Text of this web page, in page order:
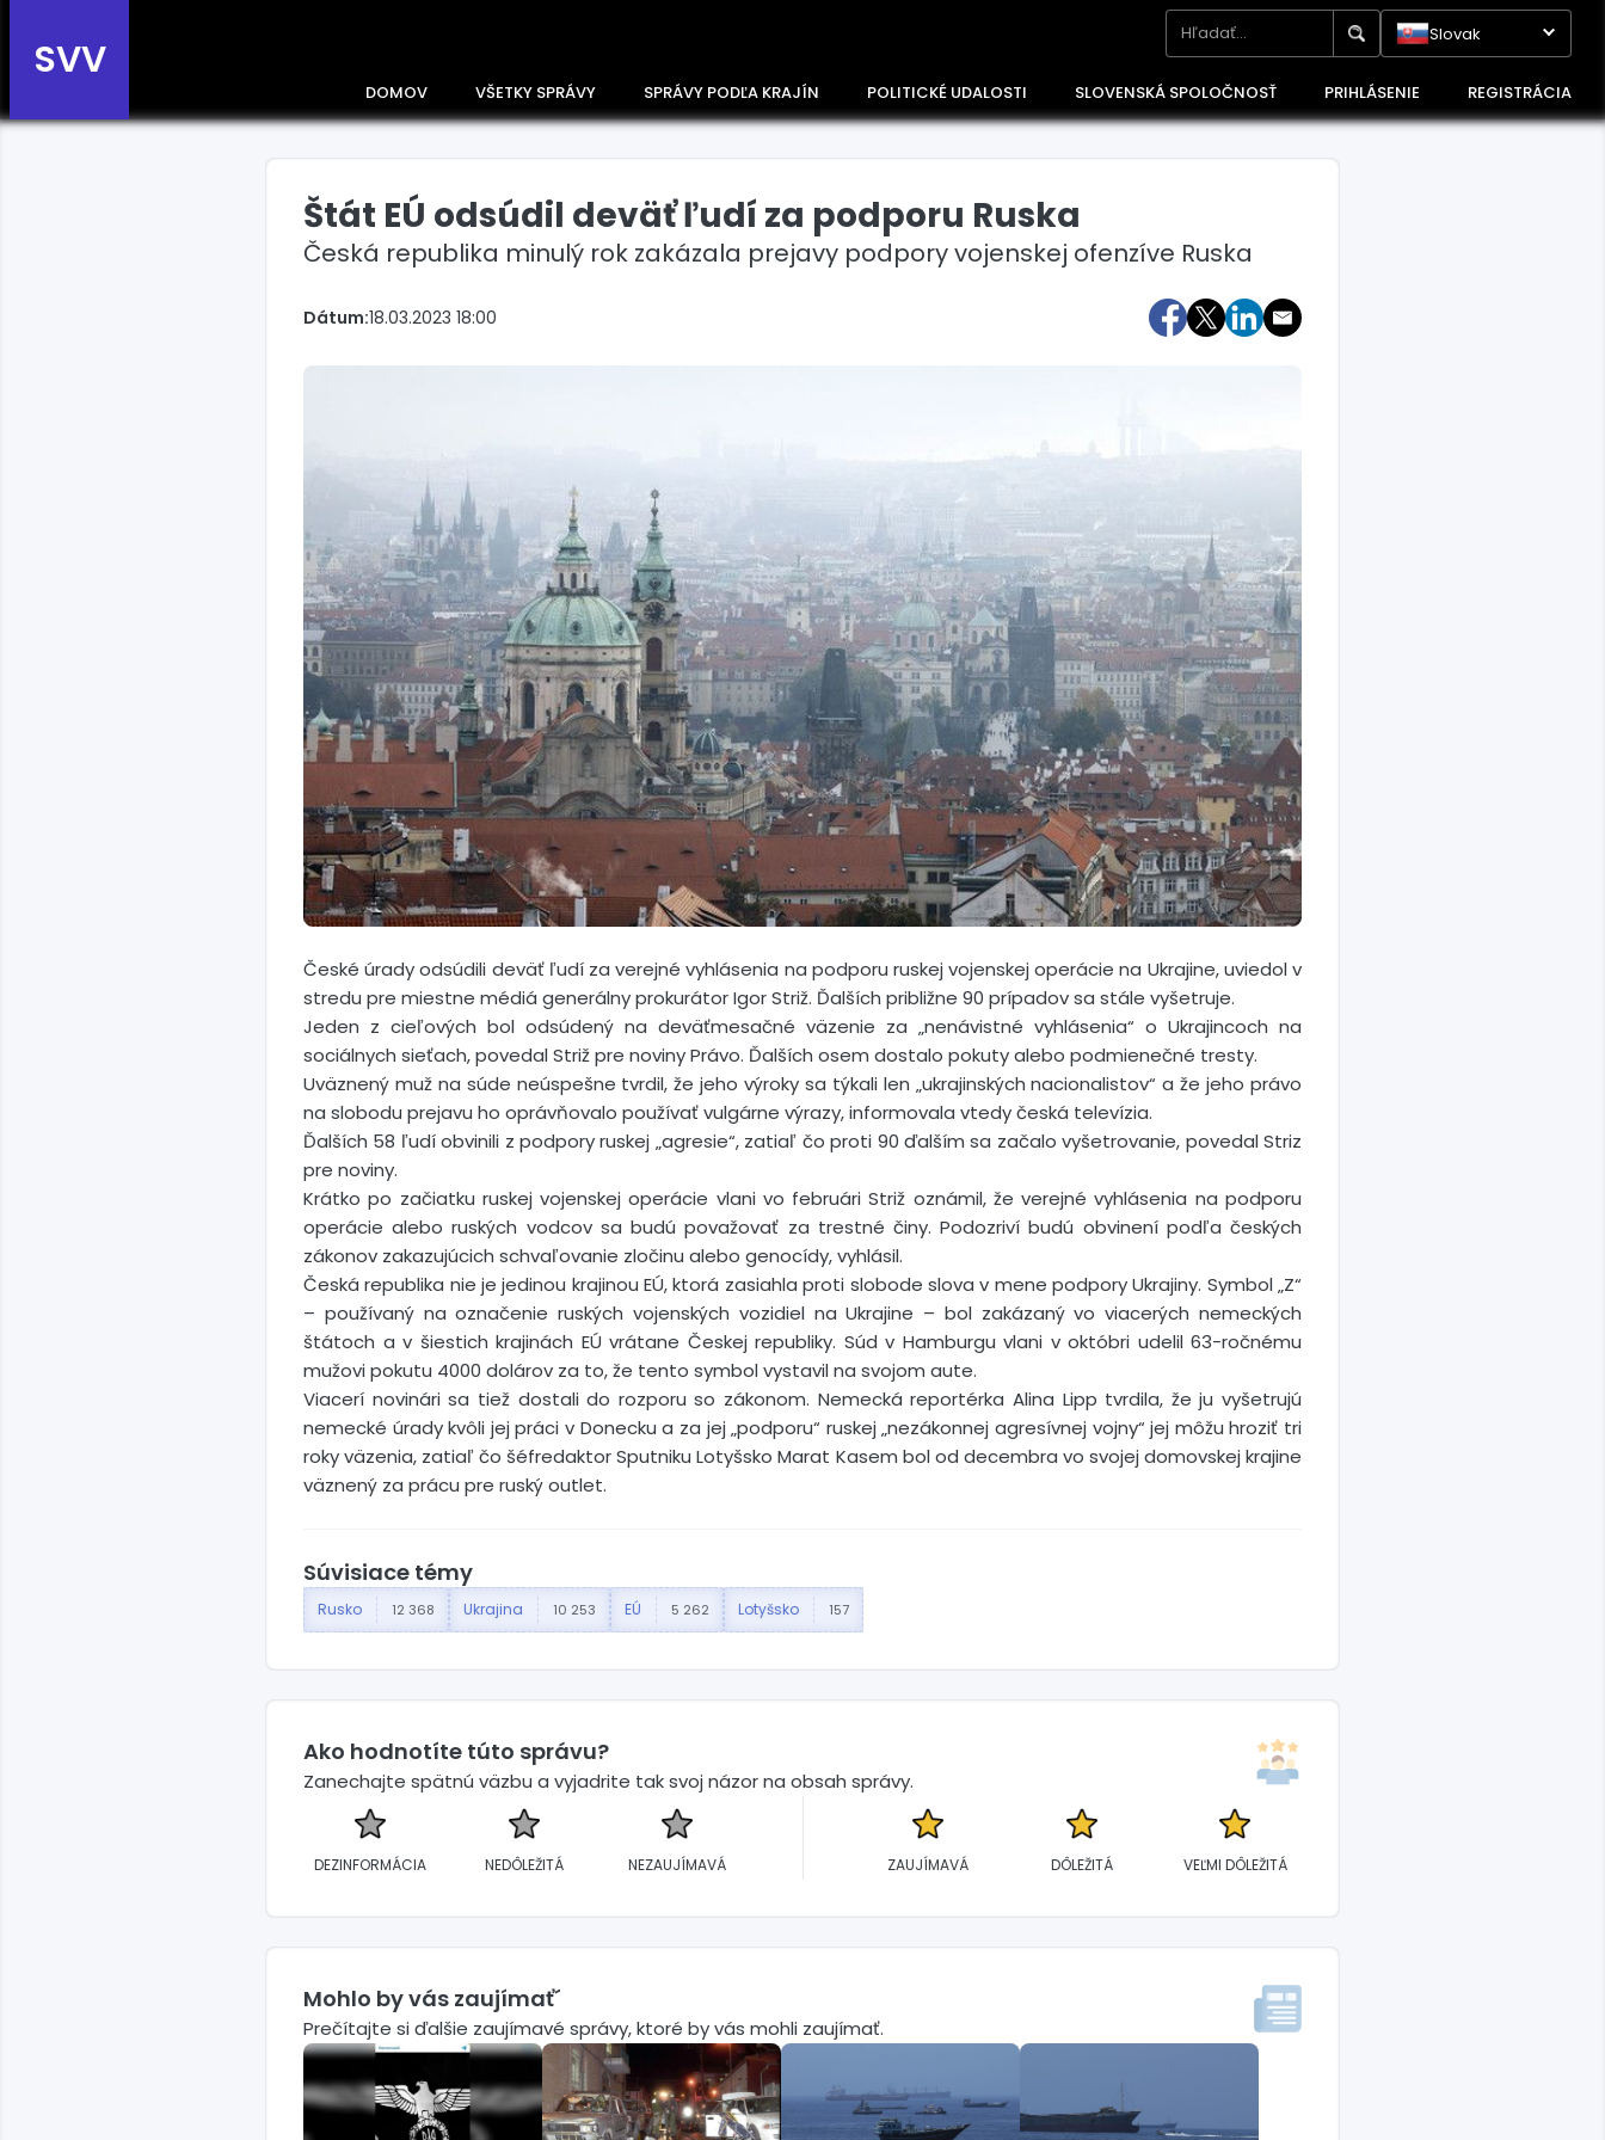
SVV
Slovak
DOMOV VŠETKY SPRÁVY SPRÁVY PODĽA KRAJÍN POLITICKÉ UDALOSTI SLOVENSKÁ SPOLOČNOSŤ PRIHLÁSENIE REGISTRÁCIA
Štát EÚ odsúdil deväť ľudí za podporu Ruska
Česká republika minulý rok zakázala prejavy podpory vojenskej ofenzíve Ruska
Dátum:18.03.2023 18:00
České úrady odsúdili deväť ľudí za verejné vyhlásenia na podporu ruskej vojenskej operácie na Ukrajine, uviedol v
stredu pre miestne médiá generálny prokurátor Igor Striž. Ďalších približne 90 prípadov sa stále vyšetruje.
Jeden z cieľových bol odsúdený na deväťmesačné väzenie za „nenávistné vyhlásenia“ o Ukrajincoch na
sociálnych sieťach, povedal Striž pre noviny Právo. Ďalších osem dostalo pokuty alebo podmienečné tresty.
Uväznený muž na súde neúspešne tvrdil, že jeho výroky sa týkali len „ukrajinských nacionalistov“ a že jeho právo
na slobodu prejavu ho oprávňovalo používať vulgárne výrazy, informovala vtedy česká televízia.
Ďalších 58 ľudí obvinili z podpory ruskej „agresie“, zatiaľ čo proti 90 ďalším sa začalo vyšetrovanie, povedal Striz
pre noviny.
Krátko po začiatku ruskej vojenskej operácie vlani vo februári Striž oznámil, že verejné vyhlásenia na podporu
operácie alebo ruských vodcov sa budú považovať za trestné činy. Podozriví budú obvinení podľa českých
zákonov zakazujúcich schvaľovanie zločinu alebo genocídy, vyhlásil.
Česká republika nie je jedinou krajinou EÚ, ktorá zasiahla proti slobode slova v mene podpory Ukrajiny. Symbol „Z“
– používaný na označenie ruských vojenských vozidiel na Ukrajine – bol zakázaný vo viacerých nemeckých
štátoch a v šiestich krajinách EÚ vrátane Českej republiky. Súd v Hamburgu vlani v októbri udelil 63-ročnému
mužovi pokutu 4000 dolárov za to, že tento symbol vystavil na svojom aute.
Viacerí novinári sa tiež dostali do rozporu so zákonom. Nemecká reportérka Alina Lipp tvrdila, že ju vyšetrujú
nemecké úrady kvôli jej práci v Donecku a za jej „podporu“ ruskej „nezákonnej agresívnej vojny“ jej môžu hroziť tri
roky väzenia, zatiaľ čo šéfredaktor Sputniku Lotyšsko Marat Kasem bol od decembra vo svojej domovskej krajine
väznený za prácu pre ruský outlet.
Súvisiace témy
Rusko 12 368 Ukrajina 10 253 EÚ 5 262 Lotyšsko 157
Ako hodnotíte túto správu?
Zanechajte spätnú väzbu a vyjadrite tak svoj názor na obsah správy.
DEZINFORMÁCIA NEDÔLEŽITÁ NEZAUJÍMAVÁ ZAUJÍMAVÁ DÔLEŽITÁ VEĽMI DÔLEŽITÁ
Mohlo by vás zaujímať´
Prečítajte si ďalšie zaujímavé správy, ktoré by vás mohli zaujímať.